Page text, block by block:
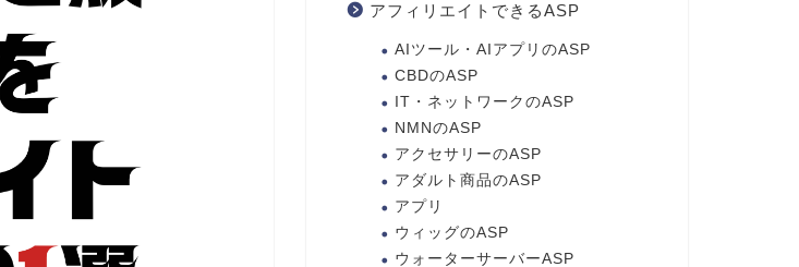
アフィリエイトできるASP
AIツール・AIアプリのASP
CBDのASP
IT・ネットワークのASP
NMNのASP
アクセサリーのASP
アダルト商品のASP
アプリ
ウィッグのASP
ウォーターサーバーASP